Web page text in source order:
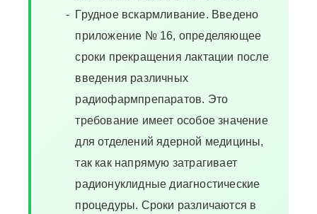
Грудное вскармливание. Введено
приложение № 16, определяющее
сроки прекращения лактации после
введения различных
радиофармпрепаратов. Это
требование имеет особое значение
для отделений ядерной медицины,
так как напрямую затрагивает
радионуклидные диагностические
процедуры. Сроки различаются в